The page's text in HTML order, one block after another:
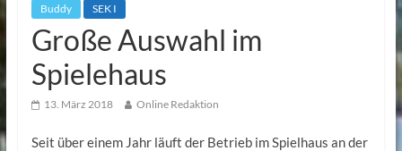
Buddy SEK I
Große Auswahl im
Spielehaus
13. März 2018 Online Redaktion
Seit über einem Jahr läuft der Betrieb im Spielhaus an der